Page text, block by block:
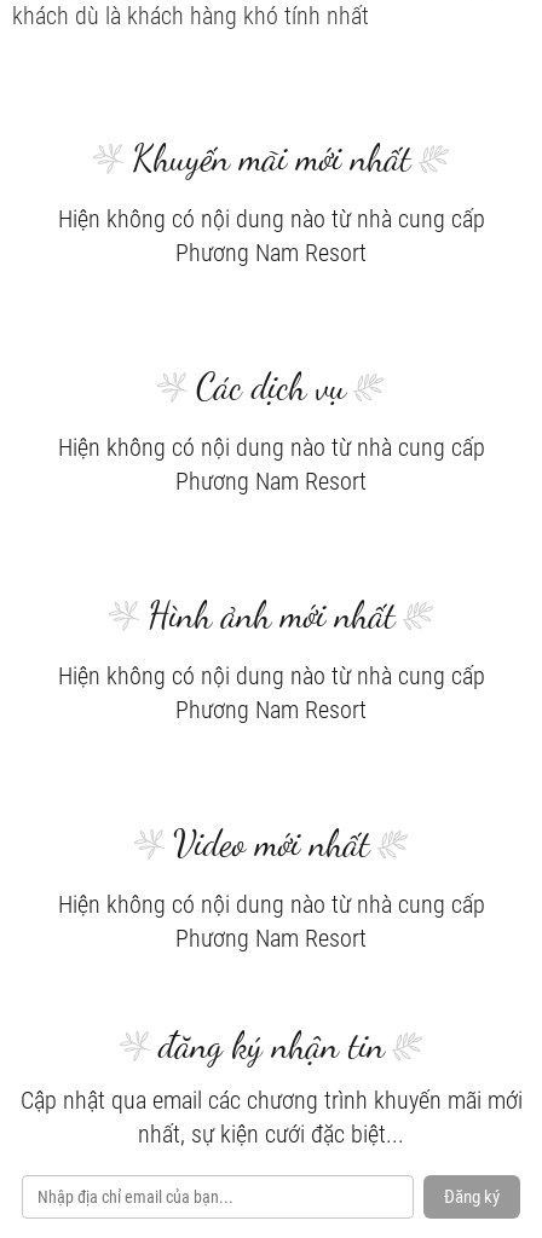
khách dù là khách hàng khó tính nhất
Khuyến mãi mới nhất
Hiện không có nội dung nào từ nhà cung cấp
Phương Nam Resort
Các dịch vụ
Hiện không có nội dung nào từ nhà cung cấp
Phương Nam Resort
Hình ảnh mới nhất
Hiện không có nội dung nào từ nhà cung cấp
Phương Nam Resort
Video mới nhất
Hiện không có nội dung nào từ nhà cung cấp
Phương Nam Resort
đăng ký nhận tin
Cập nhật qua email các chương trình khuyến mãi mới
nhất, sự kiện cưới đặc biệt...
Đăng ký